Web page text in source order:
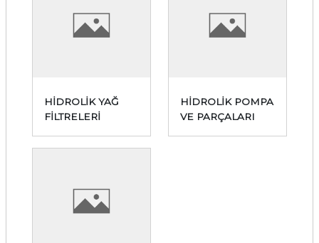
HİDROLİK YAĞ
FİLTRELERİ
HİDROLİK POMPA
VE PARÇALARI